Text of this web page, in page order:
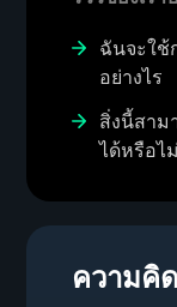
ฉันจะใช้
อย่างไร
สิ่งนี้สาม
ได้หรือไม่
ความคิ